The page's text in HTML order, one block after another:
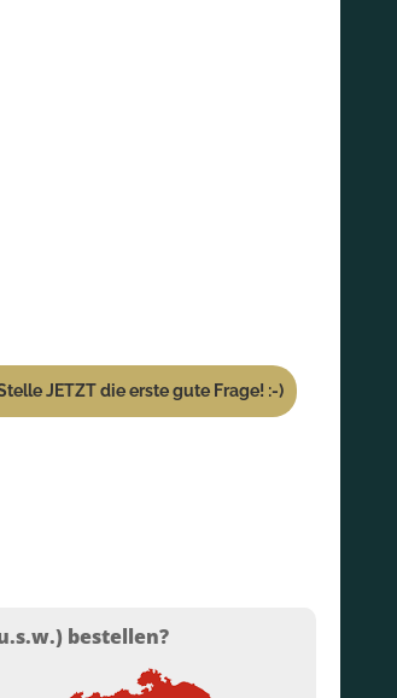
JETZT die erste gute Frage! :-)
bestellen?